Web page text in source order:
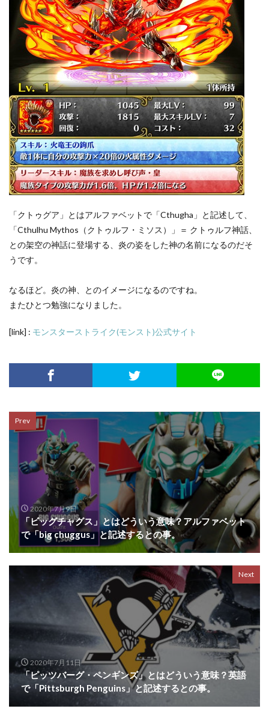
「クトゥグア」とはアルファベットで「Cthugha」と記述して、
「Cthulhu Mythos（クトゥルフ・ミソス）」＝ クトゥルフ神話、
との架空の神話に登場する、炎の姿をした神の名前になるのだそ
うです。
なるほど。炎の神、とのイメージになるのですね。
またひとつ勉強になりました。
[link] : モンスターストライク(モンスト)公式サイト
Prev
2020年7月9日
「ビッグチャグス」とはどういう意味？アルファベット
で「big chuggus」と記述するとの事。
Next
2020年7月11日
「ピッツバーグ・ペンギンズ」とはどういう意味？英語
で「Pittsburgh Penguins」と記述するとの事。